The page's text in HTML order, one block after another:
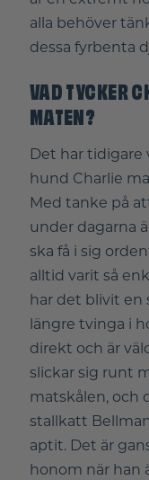
alla behöver
dessa fyrbenta
VAD TYCKER
MATEN?
Det har tidigare
hund Charlie
Med tanke på
under dagarna
ska få i sig
alltid varit så
har det blivit en
längre tvinga i
direkt och är
slickar sig runt
matskålen, och
stallkatt
aptit. Det är
honom när han